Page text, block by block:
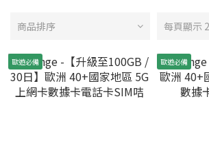
商品排序 每頁顯示
歐遊必備 歐遊必備